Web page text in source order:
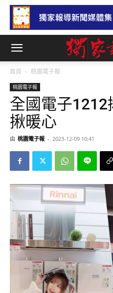
首頁 桃園電子報
桃園電子報
全國電子1212
揪暖心
由 桃園電子報 - 2023-12-09 10:41